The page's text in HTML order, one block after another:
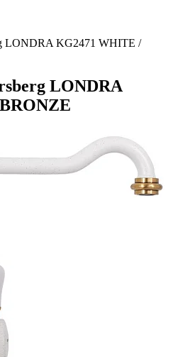
LONDRA KG2471 WHITE /
LONDRA